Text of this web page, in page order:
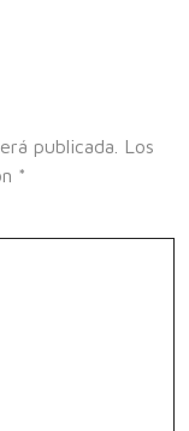
publicada.
Los
*